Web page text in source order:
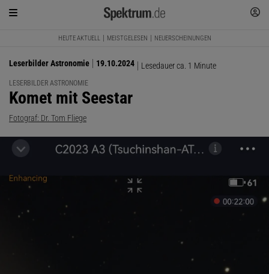
HEUTE AKTUELL MEISTGELESEN NEUERSCHEINUNGEN
Leserbilder Astronomie 19.10.2024 Lesedauer ca. 1 Minute
LESERBILDER ASTRONOMIE
:
Komet mit Seestar
Fotograf: Dr. Tom Fliege